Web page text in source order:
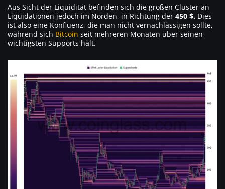
Aus Sicht der Liquidität befinden sich die großen Cluster an
Liquidationen jedoch im Norden, in Richtung der 450 $. Dies
ist also eine Konfluenz, die man nicht vernachlässigen sollte,
während sich Bitcoin seit mehreren Monaten über seinen
wichtigsten Supports hält.